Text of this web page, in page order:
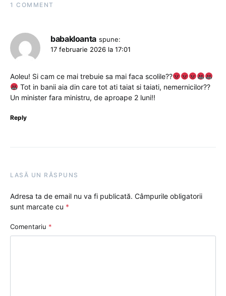
1 COMMENT
babakloanta spune:
17 februarie 2026 la 17:01
Aoleu! Si cam ce mai trebuie sa mai faca scolile??
Tot in banii aia din care tot ati taiat si taiati, nemernicilor??
Un minister fara ministru, de aproape 2 luni!!
Reply
LASĂ UN RĂSPUNS
Adresa ta de email nu va fi publicată. Câmpurile obligatorii
sunt marcate cu *
Comentariu *